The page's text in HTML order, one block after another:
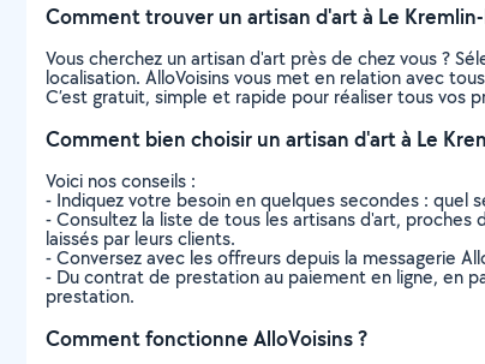
Comment trouver un artisan d'art à Le
Vous cherchez un artisan d'art près de chez vous ?
localisation. AlloVoisins vous met en relation avec
C’est gratuit, simple et rapide pour réaliser tous vos
Comment bien choisir un artisan d'art à Le
Voici nos conseils :
- Indiquez votre besoin en quelques secondes : quel
- Consultez la liste de tous les artisans d'art, proches
laissés par leurs clients.
- Conversez avec les offreurs depuis la messagerie
- Du contrat de prestation au paiement en ligne, en
prestation.
Comment fonctionne AlloVoisins ?